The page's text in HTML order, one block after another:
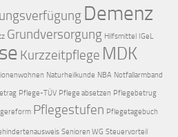
Demenz
Grundversorgung Hilfsmittel IGeL
Kurzzeitpflege MDK
Naturheilkunde NBA Notfallarmband
Pflege-TÜV Pflege absetzen Pflegebetrug
Pflegestufen Pflegetagebuch
Senioren WG Steuervorteil